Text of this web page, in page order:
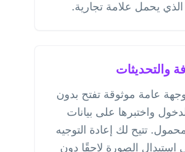
الذي يحمل علامة تجارية.
والتحديثات
عامة موثوقة تفتح بدون
واختبرها على بيانات
تتيح لك إعادة التوجيه
استبدال الصورة لاحقًا دون